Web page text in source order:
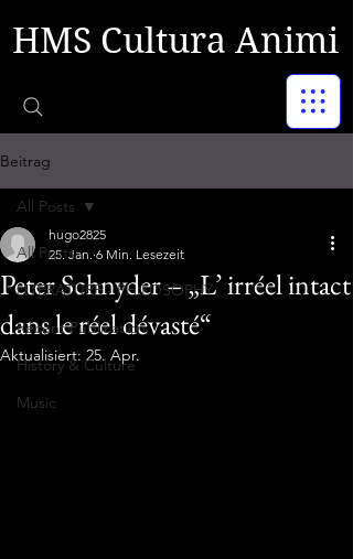
HMS Cultura Animi
Beitrag
All Posts
LITERATURE - PHILOSOPHY
Recent Publication
History & Culture
Music
All Posts
Peter Schnyder – „L’ irréel intact
dans le réel dévasté“
hugo2825
25. Jan. 6 Min. Lesezeit
Aktualisiert: 25. Apr.